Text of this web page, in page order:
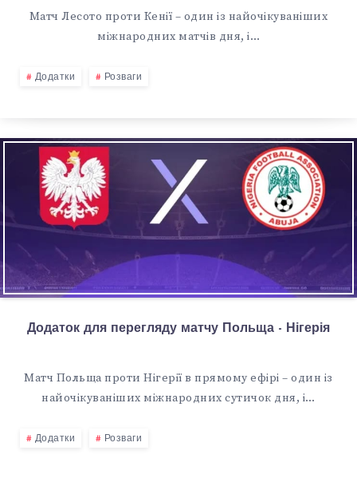
Матч Лесото проти Кенії – один із найочікуваніших
міжнародних матчів дня, і…
Додатки Розваги
Додаток для перегляду матчу Польща - Нігерія
Матч Польща проти Нігерії в прямому ефірі – один із
найочікуваніших міжнародних сутичок дня, і…
Додатки Розваги